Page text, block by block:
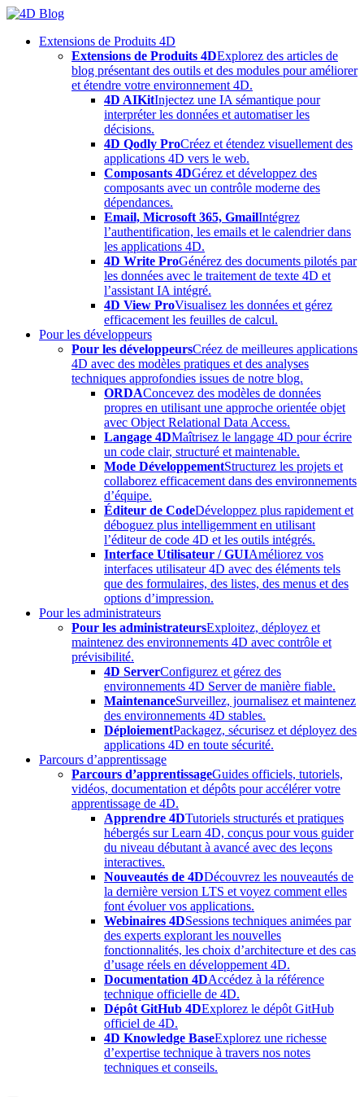
Skip
contentExtensions de Produits 4D
Extensions de Produits 4DExplorez des articles de
blog présentant des outils et des modules pour améliorer
et étendre votre environnement 4D.
4D AIKitInjectez une IA sémantique pour
interpréter les données et automatiser les
décisions.
4D Qodly ProCréez et étendez visuellement des
applications 4D vers le web.
Composants 4DGérez et développez des
composants avec un contrôle moderne des
dépendances.
Email, Microsoft 365, GmailIntégrez
l’authentification, les emails et le calendrier dans
les applications 4D.
4D Write ProGénérez des documents pilotés par
les données avec le traitement de texte 4D et
l’assistant IA intégré.
4D View ProVisualisez les données et gérez
efficacement les feuilles de calcul.
Pour les développeurs
Pour les développeursCréez de meilleures applications
4D avec des modèles pratiques et des analyses
techniques approfondies issues de notre blog.
ORDAConcevez des modèles de données
propres en utilisant une approche orientée objet
avec Object Relational Data Access.
Langage 4DMaîtrisez le langage 4D pour écrire
un code clair, structuré et maintenable.
Mode DéveloppementStructurez les projets et
collaborez efficacement dans des environnements
d’équipe.
Éditeur de CodeDéveloppez plus rapidement et
déboguez plus intelligemment en utilisant
l’éditeur de code 4D et les outils intégrés.
Interface Utilisateur / GUIAméliorez vos
interfaces utilisateur 4D avec des éléments tels
que des formulaires, des listes, des menus et des
options d’impression.
Pour les administrateurs
Pour les administrateursExploitez, déployez et
maintenez des environnements 4D avec contrôle et
prévisibilité.
4D ServerConfigurez et gérez des
environnements 4D Server de manière fiable.
MaintenanceSurveillez, journalisez et maintenez
des environnements 4D stables.
DéploiementPackagez, sécurisez et déployez des
applications 4D en toute sécurité.
Parcours d’apprentissage
Parcours d’apprentissageGuides officiels, tutoriels,
vidéos, documentation et dépôts pour accélérer votre
apprentissage de 4D.
Apprendre 4DTutoriels structurés et pratiques
hébergés sur Learn 4D, conçus pour vous guider
du niveau débutant à avancé avec des leçons
interactives.
Nouveautés de 4DDécouvrez les nouveautés de
la dernière version LTS et voyez comment elles
font évoluer vos applications.
Webinaires 4DSessions techniques animées par
des experts explorant les nouvelles
fonctionnalités, les choix d’architecture et des cas
d’usage réels en développement 4D.
Documentation 4DAccédez à la référence
technique officielle de 4D.
Dépôt GitHub 4DExplorez le dépôt GitHub
officiel de 4D.
4D Knowledge BaseExplorez une richesse
d’expertise technique à travers nos notes
techniques et conseils.